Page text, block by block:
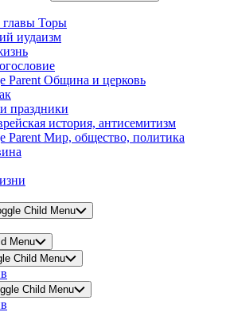
Торы
иудаизм
Parent Община и церковь
праздники
история, антисемитизм
Parent Мир, общество, политика
Child Menu
Menu
Child Menu
Child Menu